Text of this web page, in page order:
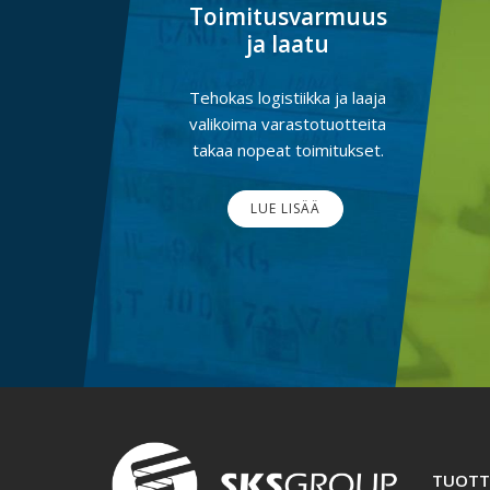
Toimitusvarmuus
ja laatu
Tehokas logistiikka ja laaja
valikoima varastotuotteita
takaa nopeat toimitukset.
LUE LISÄÄ